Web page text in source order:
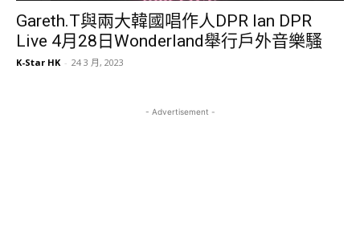
Gareth.T與兩大韓國唱作人DPR Ian DPR
Live 4月28日Wonderland舉行戶外音樂騷
K-Star HK - 24 3 月, 2023
- Advertisement -